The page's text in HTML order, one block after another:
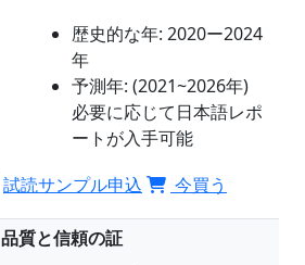
歴史的な年: 2020ー2024
年
予測年: (2021~2026年)
必要に応じて日本語レポ
ートが入手可能
試読サンプル申込 今買う
品質と信頼の証